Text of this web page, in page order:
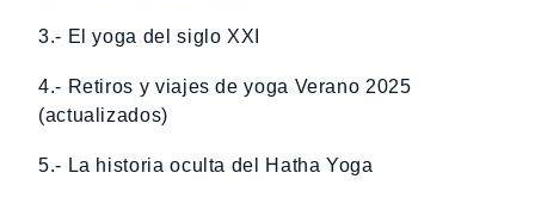
3.- El yoga del siglo XXI
4.- Retiros y viajes de yoga Verano 2025
(actualizados)
5.- La historia oculta del Hatha Yoga